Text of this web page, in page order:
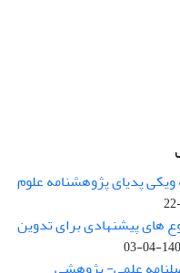
ویکی پدیای پژوهشنامه علوم
های پیشنهادی برای تدوین
1400-